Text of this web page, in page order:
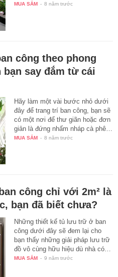
MUA SẮM - 8 năm trước
công theo phong
bạn say đắm từ cái
Hãy làm một vài bước nhỏ dưới
đây để trang trí ban công, bạn sẽ
có một nơi để thư giãn hoặc đơn
giản là đứng nhấm nháp cà phê…
MUA SẮM - 8 năm trước
công chỉ với 2m² là
bạn đã biết chưa?
Những thiết kế tủ lưu trữ ở ban
công dưới đây sẽ đem lại cho
bạn thấy những giải pháp lưu trữ
đồ vô cùng hữu hiệu dù nhà có…
MUA SẮM - 9 năm trước